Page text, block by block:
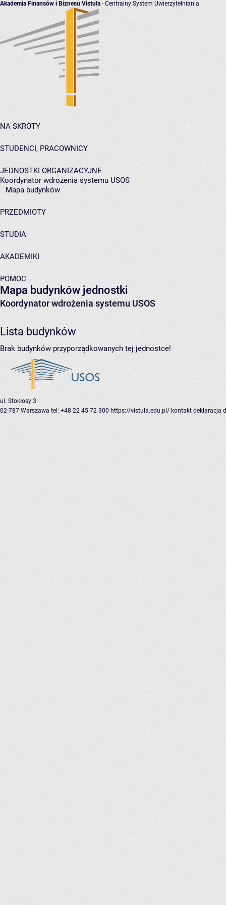
Akademia Finansów i Biznesu Vistula - Centralny System Uwierzytelniania
NA SKRÓTY
STUDENCI, PRACOWNICY
JEDNOSTKI ORGANIZACYJNE
Koordynator wdrożenia systemu USOS
Mapa budynków
PRZEDMIOTY
STUDIA
AKADEMIKI
POMOC
Mapa budynków jednostki
Koordynator wdrożenia systemu USOS
Lista budynków
Brak budynków przyporządkowanych tej jednostce!
ul. Stokłosy 3
02-787 Warszawa tel: +48 22 45 72 300 https://vistula.edu.pl/ kontakt deklaracja